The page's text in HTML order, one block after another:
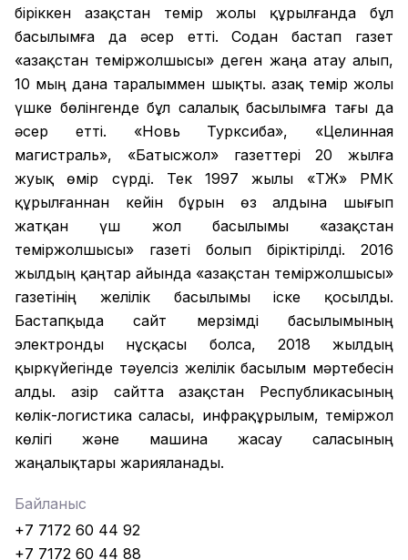
біріккен Қазақстан темір жолы құрылғанда бұл
басылымға да әсер етті. Содан бастап газет
«Қазақстан теміржолшысы» деген жаңа атау алып,
10 мың дана таралыммен шықты. Қазақ темір жолы
үшке бөлінгенде бұл салалық басылымға тағы да
әсер етті. «Новь Турксиба», «Целинная
магистраль», «Батысжол» газеттері 20 жылға
жуық өмір сүрді. Тек 1997 жылы «ҚТЖ» РМК
құрылғаннан кейін бұрын өз алдына шығып
жатқан үш жол басылымы «Қазақстан
теміржолшысы» газеті болып біріктірілді. 2016
жылдың қаңтар айында «Қазақстан теміржолшысы»
газетінің желілік басылымы іске қосылды.
Бастапқыда сайт мерзімді басылымының
электронды нұсқасы болса, 2018 жылдың
қыркүйегінде тәуелсіз желілік басылым мәртебесін
алды. Қазір сайтта Қазақстан Республикасының
көлік-логистика саласы, инфрақұрылым, теміржол
көлігі және машина жасау саласының
жаңалықтары жарияланады.
Байланыс
+7 7172 60 44 92
+7 7172 60 44 88